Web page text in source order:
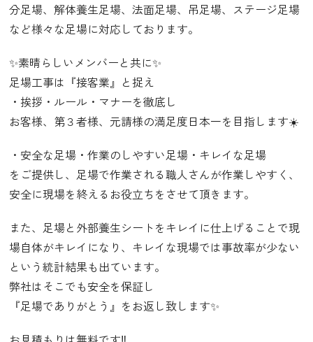
分足場、解体養生足場、法面足場、吊足場、ステージ足場
など様々な足場に対応しております。
✨素晴らしいメンバーと共に✨
足場工事は『接客業』と捉え
・挨拶・ルール・マナーを徹底し
お客様、第３者様、元請様の満足度日本一を目指します☀️
・安全な足場・作業のしやすい足場・キレイな足場
をご提供し、足場で作業される職人さんが作業しやすく、
安全に現場を終えるお役立ちをさせて頂きます。
また、足場と外部養生シートをキレイに仕上げることで現
場自体がキレイになり、キレイな現場では事故率が少ない
という統計結果も出ています。
弊社はそこでも安全を保証し
『足場でありがとう』をお返し致します✨